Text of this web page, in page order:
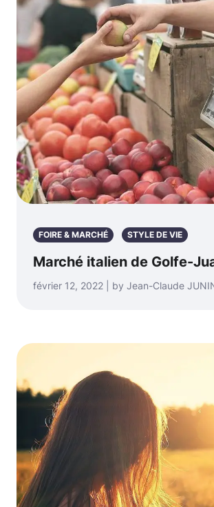
FOIRE & MARCHÉ STYLE DE VIE
Marché italien de Golfe-
février 12, 2022 | by Jean-Claude